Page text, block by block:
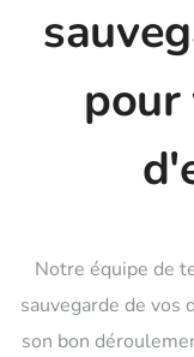
pour
Notre équipe de
sauvegarde de
son bon